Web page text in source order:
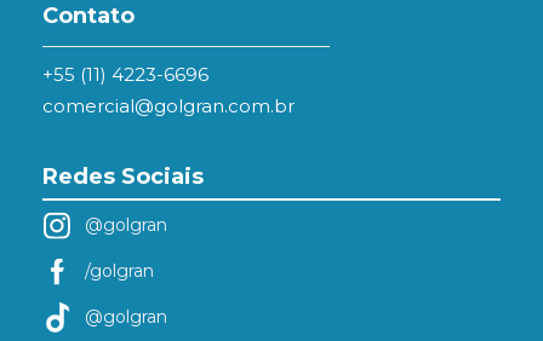
Contato
+55 (11) 4223-6696
comercial@golgran.com.br
Redes Sociais
@golgran
/golgran
@golgran